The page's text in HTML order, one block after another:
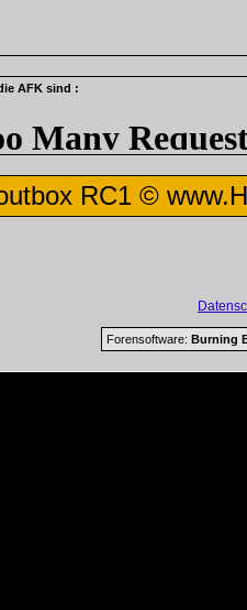
AFK sind :
RC1 ©
Forensoftware: Burning